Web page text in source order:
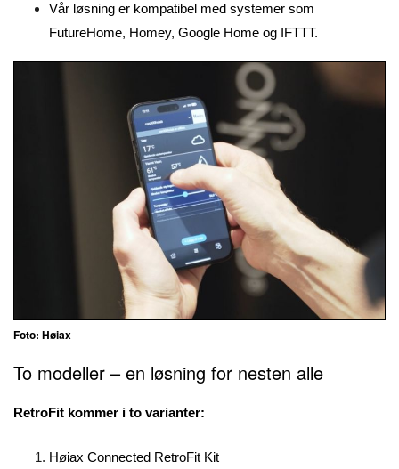
Vår løsning er kompatibel med systemer som
FutureHome, Homey, Google Home og IFTTT.
Foto: Høiax
To modeller – en løsning for nesten alle
RetroFit kommer i to varianter:
Høiax Connected RetroFit Kit